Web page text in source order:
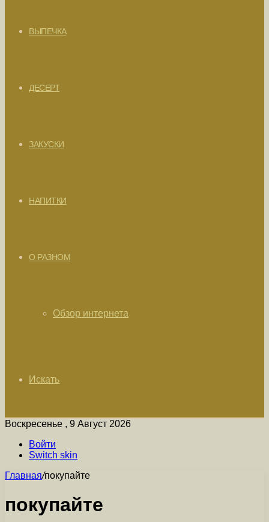
ВЫПЕЧКА
ДЕСЕРТ
ЗАКУСКИ
НАПИТКИ
О РАЗНОМ
Обзор интернета
Искать
Воскресенье , 9 Август 2026
Войти
Switch skin
Главная/покупайте
покупайте